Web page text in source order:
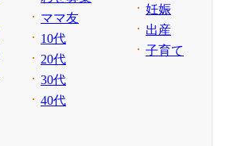
ママ友
10代
20代
30代
40代
妊娠
出産
子育て